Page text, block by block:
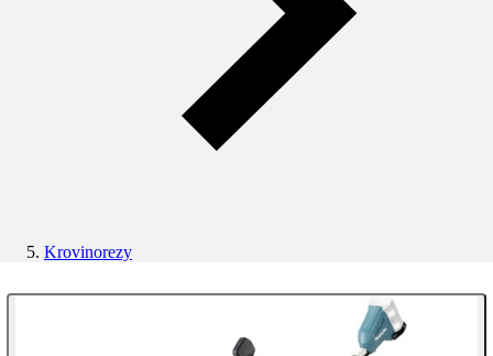
Krovinorezy